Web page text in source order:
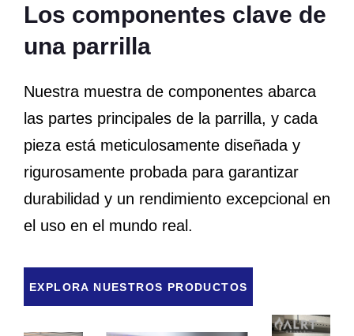
Los componentes clave de
una parrilla
Nuestra muestra de componentes abarca
las partes principales de la parrilla, y cada
pieza está meticulosamente diseñada y
rigurosamente probada para garantizar
durabilidad y un rendimiento excepcional en
el uso en el mundo real.
EXPLORA NUESTROS PRODUCTOS